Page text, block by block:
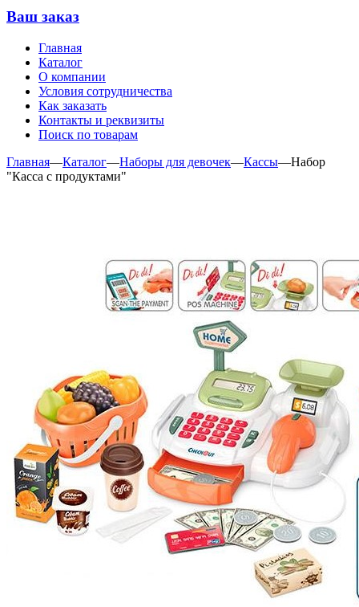
Ваш заказ
Главная
Каталог
О компании
Условия сотрудничества
Как заказать
Контакты и реквизиты
Поиск по товарам
Главная—Каталог—Наборы для девочек—Кассы—Набор
"Касса с продуктами"